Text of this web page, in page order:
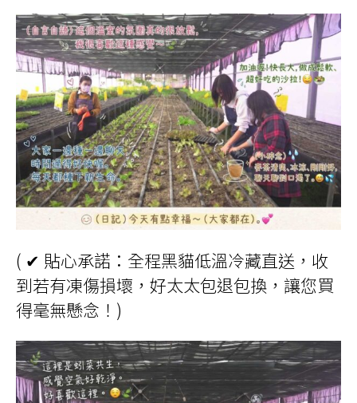
( ✔ 貼心承諾：全程黑貓低溫冷藏直送，收
到若有凍傷損壞，好太太包退包換，讓您買
得毫無懸念！)